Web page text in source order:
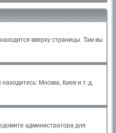
вверху страницы. Там вы
Москва, Киев и т. д.
администратора для